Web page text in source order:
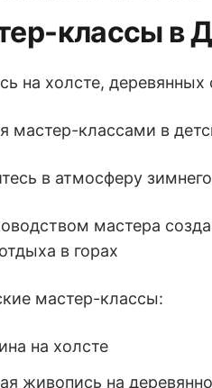
классы в
на холсте,
мастер-классами в
в атмосферу
мастера
в горах
мастер-классы:
на холсте
живопись на